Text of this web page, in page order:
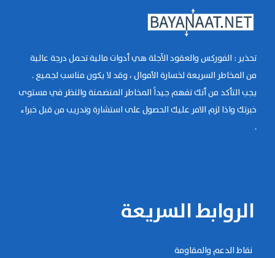
تحذير : الفوركس والعقود الآجلة هي أدوات مالية تحمل درجة عالية
من المخاطر السريعة لخسارة الأموال ، وقد لا يكون مناسب لجميع .
يجب التأكد من أنك تفهم جيداً المخاطر المتضمنة والنظر في مستوى
خبرتك واذا لزم الامر عليك الحصول على استشارة وتدريب من قبل خبراء
.
الروابط السريعة
نقاط الدعم والمقاومة